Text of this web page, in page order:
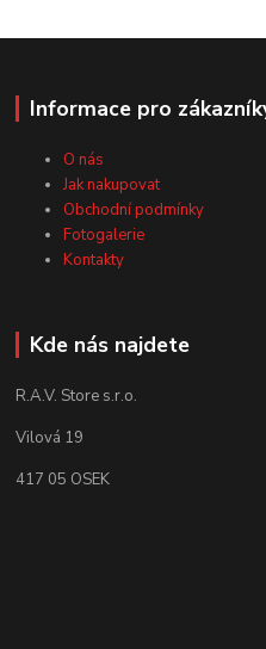
Informace pro
O nás
Jak nakupovat
Obchodní podmínky
Fotogalerie
Kontakty
Kde nás najdete
R.A.V. Store s.r.o.
Vilová 19
417 05 OSEK